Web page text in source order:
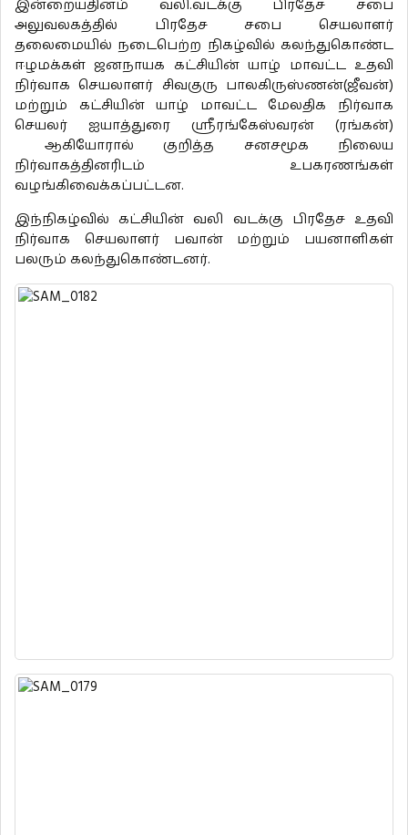
இன்றையதினம் வலி.வடக்கு பிரதேச சபை
அலுவலகத்தில் பிரதேச சபை செயலாளர்
தலைமையில் நடைபெற்ற நிகழ்வில் கலந்துகொண்ட
ஈழமக்கள் ஜனநாயக கட்சியின் யாழ் மாவட்ட உதவி
நிர்வாக செயலாளர் சிவகுரு பாலகிருஸ்ணன்(ஜீவன்)
மற்றும் கட்சியின் யாழ் மாவட்ட மேலதிக நிர்வாக
செயலர் ஐயாத்துரை ஶ்ரீரங்கேஸ்வரன் (ரங்கன்)
ஆகியோரால் குறித்த சனசமூக நிலைய
நிர்வாகத்தினரிடம் உபகரணங்கள்
வழங்கிவைக்கப்பட்டன.
இந்நிகழ்வில் கட்சியின் வலி வடக்கு பிரதேச உதவி
நிர்வாக செயலாளர் பவான் மற்றும் பயனாளிகள்
பலரும் கலந்துகொண்டனர்.